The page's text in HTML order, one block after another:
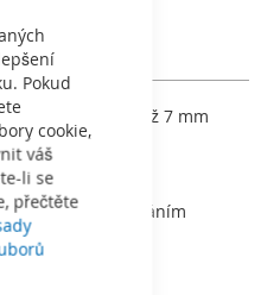
Pokud
cookie,
váš
li se
přečtěte
tloušťkou stěny až 7 mm
dálkovým ovládáním